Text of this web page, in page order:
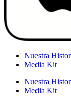
Nuestra
Media Kit
Nuestra
Media Kit